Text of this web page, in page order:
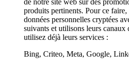
de notre site web sur des
produits pertinents. Pour ce
données personnelles cryptées
suivants et utilisons leurs
utilisez déjà leurs services :
Bing, Criteo, Meta, Google,